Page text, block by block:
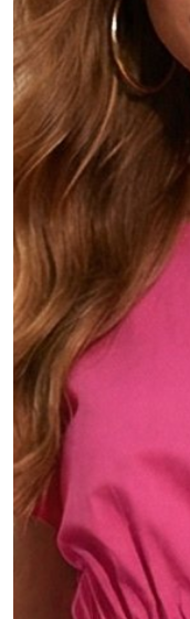
MŮJ ÚČET
Jazyk
Měnová jednotka